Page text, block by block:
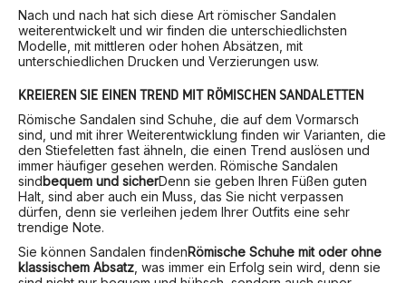
Nach und nach hat sich diese Art römischer Sandalen
weiterentwickelt und wir finden die unterschiedlichsten
Modelle, mit mittleren oder hohen Absätzen, mit
unterschiedlichen Drucken und Verzierungen usw.
KREIEREN SIE EINEN TREND MIT RÖMISCHEN SANDALETTEN
Römische Sandalen sind Schuhe, die auf dem Vormarsch
sind, und mit ihrer Weiterentwicklung finden wir Varianten, die
den Stiefeletten fast ähneln, die einen Trend auslösen und
immer häufiger gesehen werden. Römische Sandalen
sindbequem und sicherDenn sie geben Ihren Füßen guten
Halt, sind aber auch ein Muss, das Sie nicht verpassen
dürfen, denn sie verleihen jedem Ihrer Outfits eine sehr
trendige Note.
Sie können Sandalen findenRömische Schuhe mit oder ohne
klassischem Absatz, was immer ein Erfolg sein wird, denn sie